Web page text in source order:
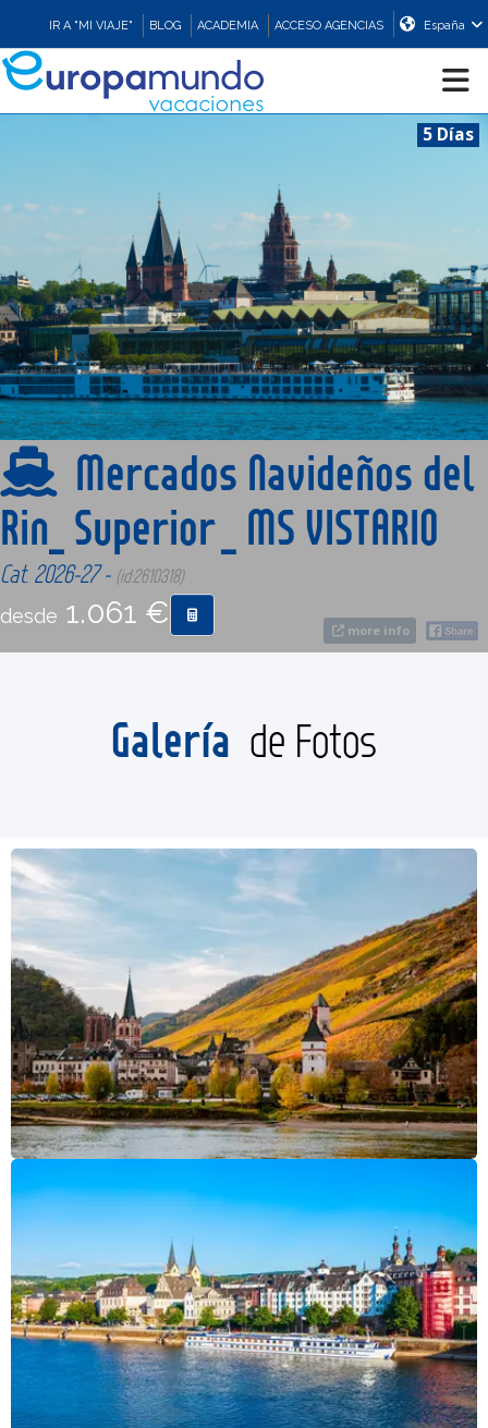
IR A "MI VIAJE" BLOG ACADEMIA ACCESO AGENCIAS España
EUROPA
ASIA
ORIENTE
PROMOCIONES
COMPRAR
CONTACTO
5 Días
more info
Mercados Navideños del
Rin_ Superior _ MS VISTARIO
Cat. 2026-27 - (id:2610318)
desde 1.061 €
Galería de Fotos